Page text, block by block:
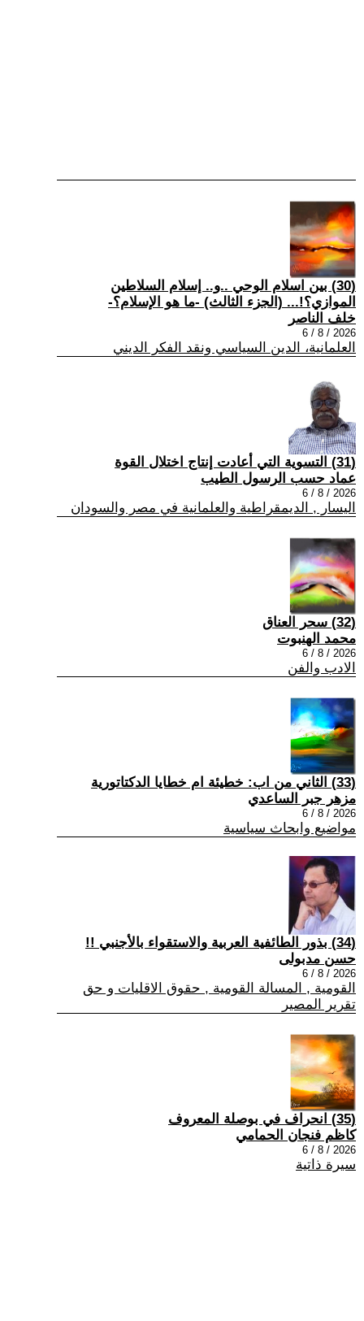
(30) بين اسلام الوحي ..و.. إسلام السلاطين
الموازي؟!... (الجزء الثالث) -ما هو الإسلام؟-
خلف الناصر
2026 / 8 / 6
العلمانية، الدين السياسي ونقد الفكر الديني
(31) التسوية التي أعادت إنتاج اختلال القوة
عماد حسب الرسول الطيب
2026 / 8 / 6
اليسار , الديمقراطية والعلمانية في مصر والسودان
(32) سحر العناق
محمد الهنبوت
2026 / 8 / 6
الادب والفن
(33) الثاني من اب: خطيئة ام خطايا الدكتاتورية
مزهر جبر الساعدي
2026 / 8 / 6
مواضيع وابحاث سياسية
(34) بذور الطائفية العربية والاستقواء بالأجنبي !!
حسن مدبولى
2026 / 8 / 6
القومية , المسالة القومية , حقوق الاقليات و حق
تقرير المصير
(35) انحراف في بوصلة المعروف
كاظم فنجان الحمامي
2026 / 8 / 6
سيرة ذاتية